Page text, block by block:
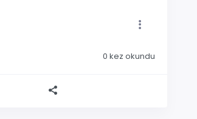
0 kez okundu